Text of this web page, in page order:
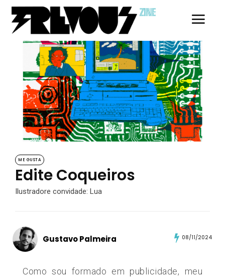
ZINE
ME GUSTA
Edite Coqueiros
Ilustradore convidade: Lua
Gustavo Palmeira 08/11/2024
Como sou formado em publicidade, meu